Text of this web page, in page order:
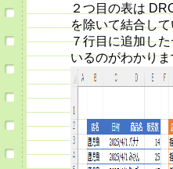
２つ目の表は
を除いて結合し
７行目に追加し
いるのがわかり